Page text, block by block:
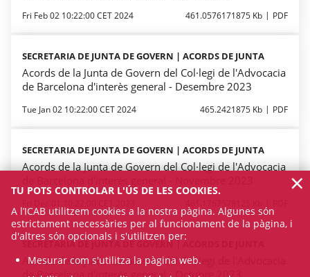
Fri Feb 02 10:22:00 CET 2024 461.0576171875 Kb PDF
SECRETARIA DE JUNTA DE GOVERN | ACORDS DE JUNTA
Acords de la Junta de Govern del Col·legi de l'Advocacia
de Barcelona d'interès general - Desembre 2023
Tue Jan 02 10:22:00 CET 2024 465.2421875 Kb PDF
SECRETARIA DE JUNTA DE GOVERN | ACORDS DE JUNTA
Acords de la Junta de Govern del Col·legi de l'Advocacia
SECRETARIA DE JUNTA DE GOVERN | ACORDS DE JUNTA
Acords de la Junta de Govern del Col·legi de l'Advocacia
de Barcelona d'interès general - Octubre 2023
TU POTS CONTROLAR L'ÚS DE LES COOKIES.
A l’ICAB utilitzem cookies a la nostra pàgina. Algunes són
estrictament necessàries per al funcionament de la pàgina, i
d'altres són opcionals i s'utilitzen per:
Mesurar com s'utilitza la pàgina web.
×